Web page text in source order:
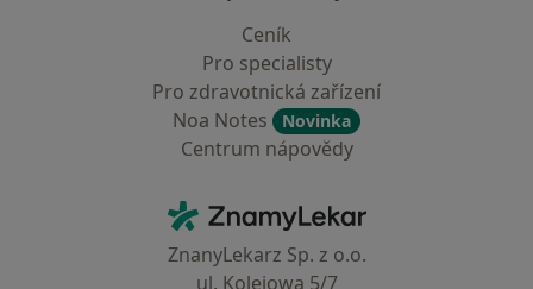
Ceník
Pro specialisty
Pro zdravotnická zařízení
Noa Notes
Novinka
Centrum nápovědy
ZnamyLekar - Hlavní stránka
ZnanyLekarz Sp. z o.o.
ul. Kolejowa 5/7